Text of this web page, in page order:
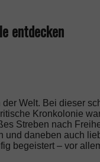
entdecken
Welt. Bei dieser
Kronkolonie
Streben nach
daneben auch
begeistert – vor